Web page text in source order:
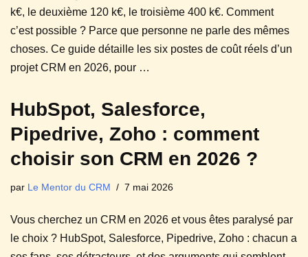
k€, le deuxième 120 k€, le troisième 400 k€. Comment
c’est possible ? Parce que personne ne parle des mêmes
choses. Ce guide détaille les six postes de coût réels d’un
projet CRM en 2026, pour …
HubSpot, Salesforce,
Pipedrive, Zoho : comment
choisir son CRM en 2026 ?
par Le Mentor du CRM 7 mai 2026
Vous cherchez un CRM en 2026 et vous êtes paralysé par
le choix ? HubSpot, Salesforce, Pipedrive, Zoho : chacun a